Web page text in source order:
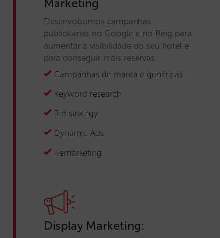
Marketing
Desenvolvemos campanhas
publicitárias no Google e no Bing para
aumentar a visibilidade do seu hotel e
para conseguir mais reservas.
Campanhas de marca e genéricas
Keyword research
Bid strategy
Dynamic Ads
Remarketing
Display Marketing: